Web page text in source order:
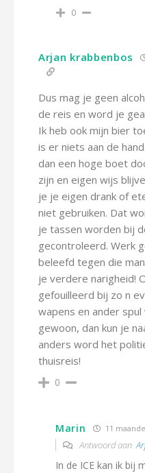
0
Arjan krabbenbos
Dus mag je geen
de reis en word je
Ik heb ook mijn bier
is er niets aan de
dan een hoge boet
zijn en eigen wijs
je je eigen drank of
niet gebruiken. Dat
je tassen worden bij
gecontroleerd. Werk
beleefd tegen die
je verdere narigheid!
gefouilleerd bij zo n
wapens en ander
gewoon, dan kun je
anders word het
thuisreis!
0
Marin 11
Antwoord aan
In de ICE kan ik bij